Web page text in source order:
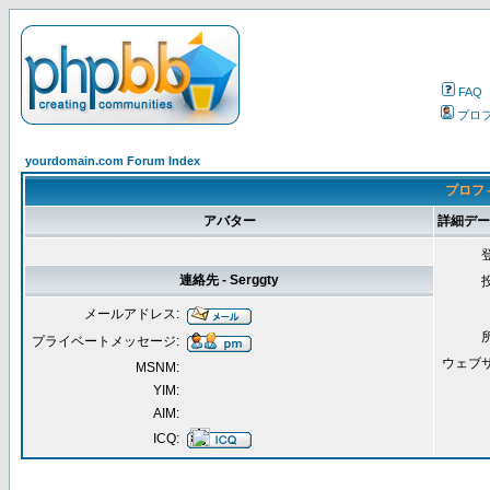
FAQ
プロ
yourdomain.com Forum Index
プロフ
アバター
詳細デ
ウェブ
連絡先 - Serggty
メールアドレス:
プライベートメッセージ:
MSNM:
YIM:
AIM:
ICQ: